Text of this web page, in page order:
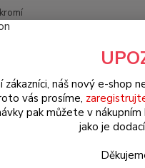
Transporter T.25 (1979 » 92)
spínací/
zákazníci, náš nový e-shop
vás prosíme,
pak můžete v
jako je